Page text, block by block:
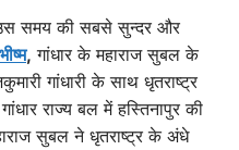
उस समय की सबसे सुन्दर और
, गांधार के महाराज सुबल के
गांधारी के साथ धृतराष्ट्र
राज्य बल में हस्तिनापुर की
सुबल ने धृतराष्ट्र के अंधे